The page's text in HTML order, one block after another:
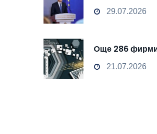
29.07.2026
Oще 286 фирми
21.07.2026